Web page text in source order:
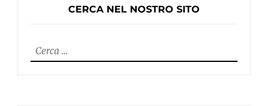
CERCA NEL NOSTRO SITO
Ricerca
per: